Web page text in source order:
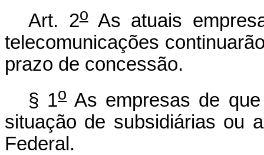
Art. 2oAs atuais
telecomunicações
prazo de concessão.
§ 1oAs empresas de
situação de subsidiárias ou
Federal.